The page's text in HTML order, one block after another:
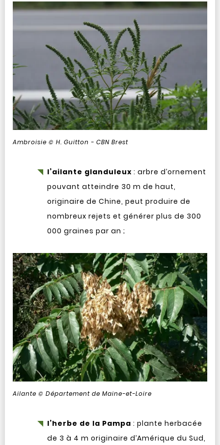
Ambroisie © H. Guitton - CBN Brest
l’ailante glanduleux: arbre d’ornement
pouvant atteindre 30 m de haut,
originaire de Chine, peut produire de
nombreux rejets et générer plus de 300
000 graines par an ;
Ailante © Département de Maine-et-Loire
l’herbe de la Pampa : plante herbacée
de 3 à 4 m originaire d’Amérique du Sud,